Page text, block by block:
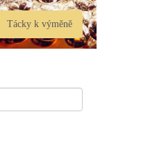
Tácky k výměně